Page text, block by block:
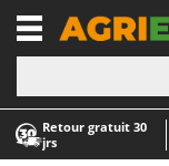
Retour gratuit 30
jrs
-1
A
Abris de jardin
A